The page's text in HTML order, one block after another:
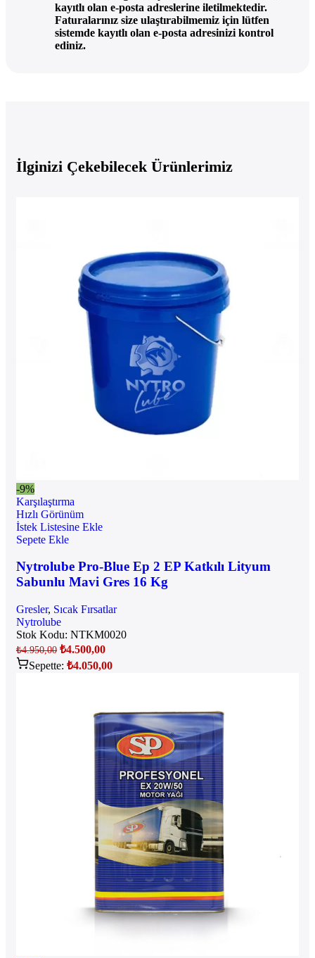
kayıtlı olan e-posta adreslerine iletilmektedir.
Faturalarınız size ulaştırabilmemiz için lütfen
sistemde kayıtlı olan e-posta adresinizi kontrol
ediniz.
İlginizi Çekebilecek Ürünlerimiz
-9%
Karşılaştırma
Hızlı Görünüm
İstek Listesine Ekle
Sepete Ekle
Nytrolube Pro-Blue Ep 2 EP Katkılı Lityum
Sabunlu Mavi Gres 16 Kg
Gresler, Sıcak Fırsatlar
Nytrolube
Stok Kodu: NTKM0020
₺4.950,00 ₺4.500,00
Sepette: ₺4.050,00